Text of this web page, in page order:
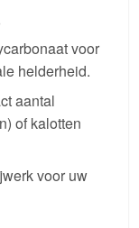
voor
helderheid.
aantal
of kalotten
voor uw